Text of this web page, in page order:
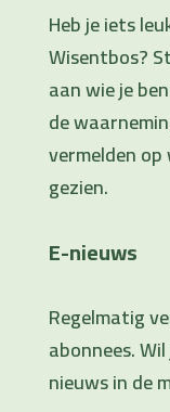
Heb je iets
Wisentbos?
aan wie je
de
vermelden
gezien.
E-nieuws
Regelmatig
abonnees.
nieuws in de